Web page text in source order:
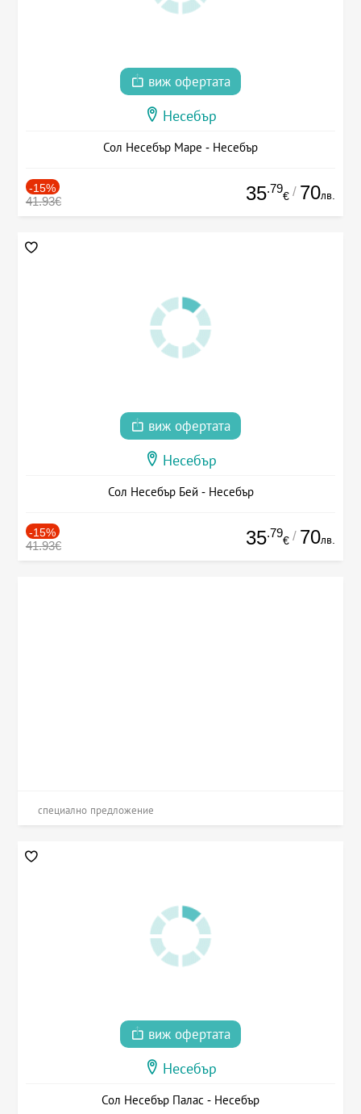
виж офертата
Несебър
Сол Несебър Маре - Несебър
-15%
41.93€ 35.79
€ / 70лв.
виж офертата
Несебър
Сол Несебър Бей - Несебър
-15%
41.93€ 35.79
€ / 70лв.
специално предложение
виж офертата
Несебър
Сол Несебър Палас - Несебър